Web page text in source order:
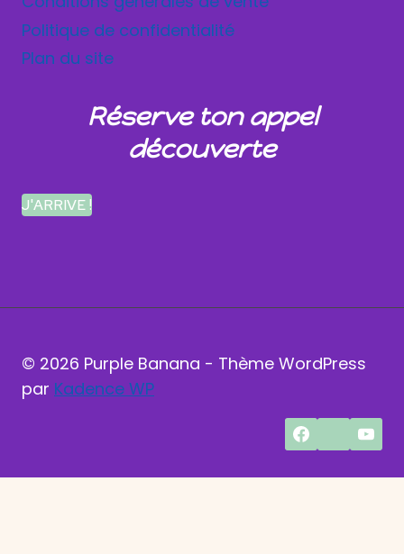
Politique de confidentialité
Plan du site
Réserve ton appel
découverte
J'ARRIVE !
© 2026 Purple Banana - Thème WordPress
par Kadence WP